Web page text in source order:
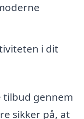
i dit
gennem
sikker på, at